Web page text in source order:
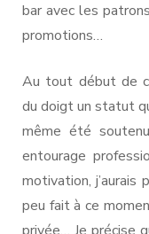
bar avec les
promotions…
Au tout début de
du doigt un statut
même été
entourage
motivation, j’aurais
peu fait à ce